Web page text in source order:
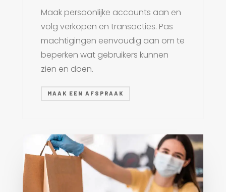
Maak persoonlijke accounts aan en
volg verkopen en transacties. Pas
machtigingen eenvoudig aan om te
beperken wat gebruikers kunnen
zien en doen.
MAAK EEN AFSPRAAK